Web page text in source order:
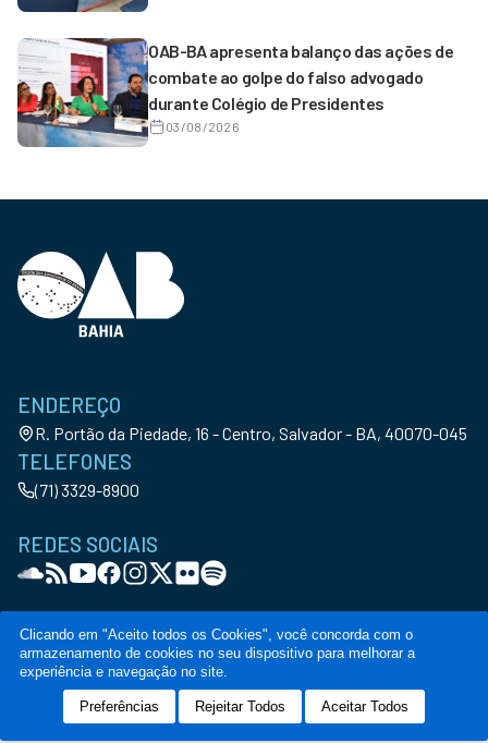
OAB-BA apresenta balanço das ações de
combate ao golpe do falso advogado
durante Colégio de Presidentes
03/08/2026
ENDEREÇO
R. Portão da Piedade, 16 - Centro, Salvador - BA, 40070-045
TELEFONES
(71) 3329-8900
REDES SOCIAIS
© Copyright OAB-BA. All Rights Reserved
Canal de denúncia
Designed byNVGO
Clicando em "Aceito todos os Cookies", você concorda com o
armazenamento de cookies no seu dispositivo para melhorar a
experiência e navegação no site.
Preferências Rejeitar Todos Aceitar Todos